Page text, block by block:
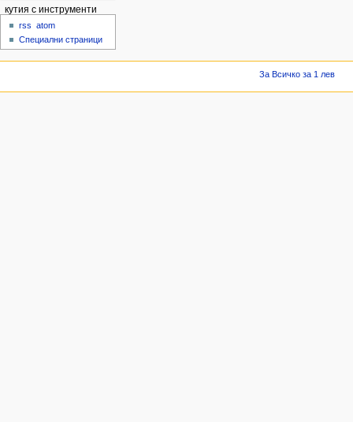
кутия с инструменти
rss
atom
Специални страници
За Всичко за 1 лев